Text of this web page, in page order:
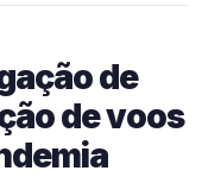
de
de voos